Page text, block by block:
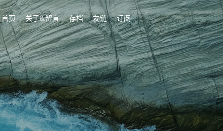
首页 关于&留言 存档 友链 订阅